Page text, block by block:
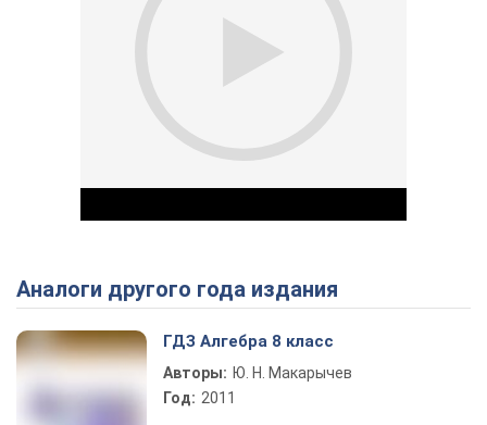
Play Video
Аналоги другого года издания
ГДЗ Алгебра 8 класс
Авторы: Ю. Н. Макарычев
Год: 2011